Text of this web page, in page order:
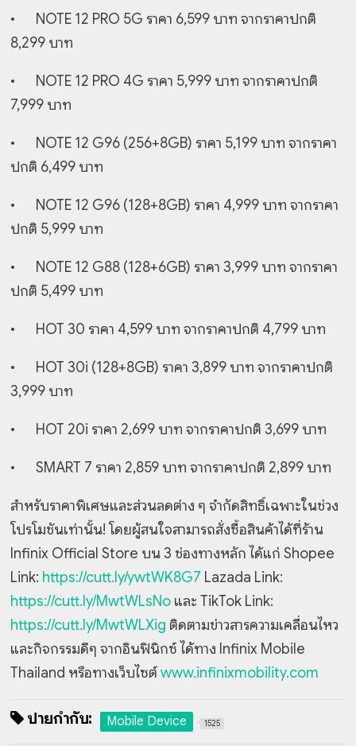
•
NOTE 12 PRO 5G ราคา 6,599 บาท จากราคาปกติ
8,299 บาท
•
NOTE 12 PRO 4G ราคา 5,999 บาท จากราคาปกติ
7,999 บาท
•
NOTE 12 G96 (256+8GB) ราคา 5,199 บาท จากราคา
ปกติ 6,499 บาท
•
NOTE 12 G96 (128+8GB) ราคา 4,999 บาท จากราคา
ปกติ 5,999 บาท
•
NOTE 12 G88 (128+6GB) ราคา 3,999 บาท จากราคา
ปกติ 5,499 บาท
• HOT 30 ราคา 4,599 บาท จากราคาปกติ 4,799 บาท
•
HOT 30i (128+8GB) ราคา 3,899 บาท จากราคาปกติ
3,999 บาท
• HOT 20i ราคา 2,699 บาท จากราคาปกติ 3,699 บาท
• SMART 7 ราคา 2,859 บาท จากราคาปกติ 2,899 บาท
สำหรับราคาพิเศษและส่วนลดต่าง ๆ จำกัดสิทธิ์เฉพาะในช่วง
โปรโมชันเท่านั้น! โดยผู้สนใจสามารถสั่งซื้อสินค้าได้ที่ร้าน
Infinix Official Store บน 3 ช่องทางหลัก ได้แก่ Shopee
Link: https://cutt.ly/ywtWK8G7 Lazada Link:
https://cutt.ly/MwtWLsNo และ TikTok Link:
https://cutt.ly/MwtWLXig ติดตามข่าวสารความเคลื่อนไหว
และกิจกรรมดีๆ จากอินฟินิกซ์ ได้ทาง Infinix Mobile
Thailand หรือทางเว็บไซต์www.infinixmobility.com
ป้ายกำกับ: Mobile Device 1525